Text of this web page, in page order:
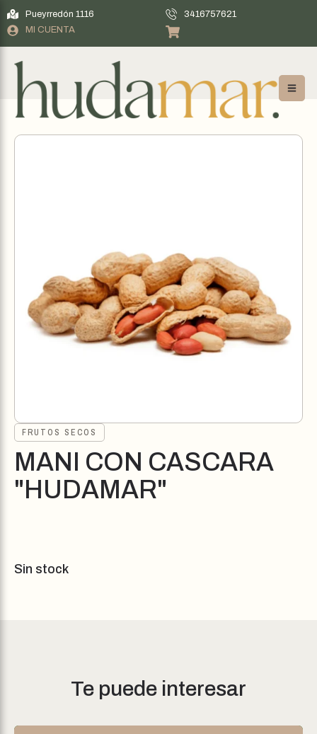
Pueyrredón 1116
3416757621
MI CUENTA
FRUTOS SECOS
MANI CON CASCARA
"HUDAMAR"
Sin stock
Te puede interesar